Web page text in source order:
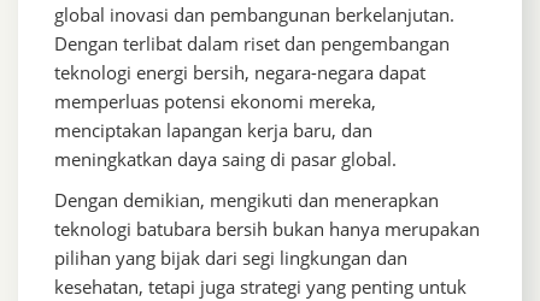
global inovasi dan pembangunan berkelanjutan.
Dengan terlibat dalam riset dan pengembangan
teknologi energi bersih, negara-negara dapat
memperluas potensi ekonomi mereka,
menciptakan lapangan kerja baru, dan
meningkatkan daya saing di pasar global.
Dengan demikian, mengikuti dan menerapkan
teknologi batubara bersih bukan hanya merupakan
pilihan yang bijak dari segi lingkungan dan
kesehatan, tetapi juga strategi yang penting untuk